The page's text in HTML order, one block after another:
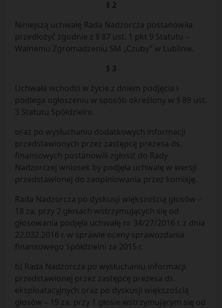
§ 2
Niniejszą uchwałę Rada Nadzorcza postanowiła
przedłożyć zgodnie z § 87 ust. 1 pkt 9 Statutu –
Walnemu Zgromadzeniu SM „Czuby” w Lublinie.
§ 3
Uchwała wchodzi w życie z dniem podjęcia i
podlega ogłoszeniu w sposób określony w § 89 ust.
3 Statutu Spółdzielni.
oraz po wysłuchaniu dodatkowych informacji
przedstawionych przez zastępcę prezesa ds.
finansowych postanowili zgłosić do Rady
Nadzorczej wniosek by podjęła uchwalę w wersji
przedstawionej do zaopiniowania przez komisję.
Rada Nadzorcza po dyskusji większością głosów –
18 za, przy 2 głosach wstrzymujących się od
głosowania podjęła uchwałę nr 34/27/2016 r. z dnia
22.032.2016 r. w sprawie oceny sprawozdania
finansowego Spółdzielni za 2015 r.
b) Rada Nadzorcza po wysłuchaniu informacji
przedstawionej przez zastępcę prezesa ds.
eksploatacyjnych oraz po dyskusji większością
głosów – 19 za, przy 1 głosie wstrzymującym się od